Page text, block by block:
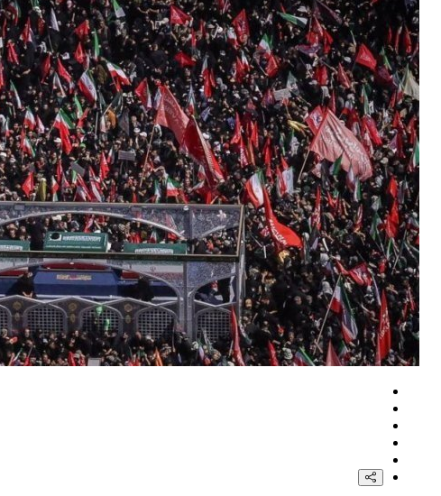
کشته و زخمی‌ شدن نظامیان صهیونیست در مجدل زون
ادعای آمریکا درباره لغو بخشی از تحریم‌های مرتبط با ایران